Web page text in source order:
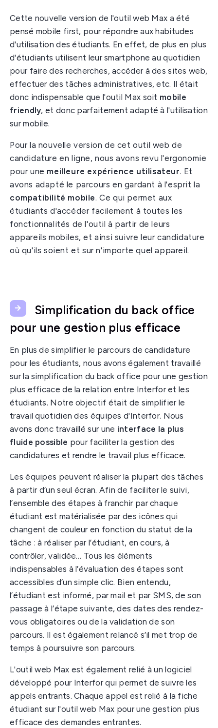
Cette nouvelle version de l'outil web Max a été
pensé mobile first, pour répondre aux habitudes
d'utilisation des étudiants. En effet, de plus en plus
d'étudiants utilisent leur smartphone au quotidien
pour faire des recherches, accéder à des sites web,
effectuer des tâches administratives, etc. Il était
donc indispensable que l'outil Max soit mobile
friendly, et donc parfaitement adapté à l'utilisation
sur mobile.
Pour la nouvelle version de cet outil web de
candidature en ligne, nous avons revu l'ergonomie
pour une meilleure expérience utilisateur. Et
avons adapté le parcours en gardant à l'esprit la
compatibilité mobile. Ce qui permet aux
étudiants d'accéder facilement à toutes les
fonctionnalités de l'outil à partir de leurs
appareils mobiles, et ainsi suivre leur candidature
où qu'ils soient et sur n'importe quel appareil.
Simplification du back office
pour une gestion plus efficace
En plus de simplifier le parcours de candidature
pour les étudiants, nous avons également travaillé
sur la simplification du back office pour une gestion
plus efficace de la relation entre Interfor et les
étudiants. Notre objectif était de simplifier le
travail quotidien des équipes d'Interfor. Nous
avons donc travaillé sur une interface la plus
fluide possible pour faciliter la gestion des
candidatures et rendre le travail plus efficace.
Les équipes peuvent réaliser la plupart des tâches
à partir d’un seul écran. Afin de faciliter le suivi,
l’ensemble des étapes à franchir par chaque
étudiant est matérialisée par des icônes qui
changent de couleur en fonction du statut de la
tâche : à réaliser par l’étudiant, en cours, à
contrôler, validée… Tous les éléments
indispensables à l’évaluation des étapes sont
accessibles d’un simple clic. Bien entendu,
l’étudiant est informé, par mail et par SMS, de son
passage à l’étape suivante, des dates des rendez-
vous obligatoires ou de la validation de son
parcours. Il est également relancé s’il met trop de
temps à poursuivre son parcours.
L'outil web Max est également relié à un logiciel
développé pour Interfor qui permet de suivre les
appels entrants. Chaque appel est relié à la fiche
étudiant sur l'outil web Max pour une gestion plus
efficace des demandes entrantes.